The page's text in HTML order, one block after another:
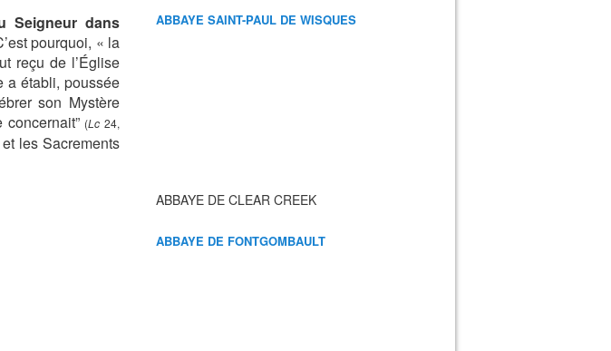
Seigneur dans
pourquoi, « la
reçu de l’Église
a établi, poussée
son Mystère
(Lc24,
les Sacrements
ABBAYE SAINT-PAUL DE WISQUES
ABBAYE DE CLEAR CREEK
ABBAYE DE FONTGOMBAULT